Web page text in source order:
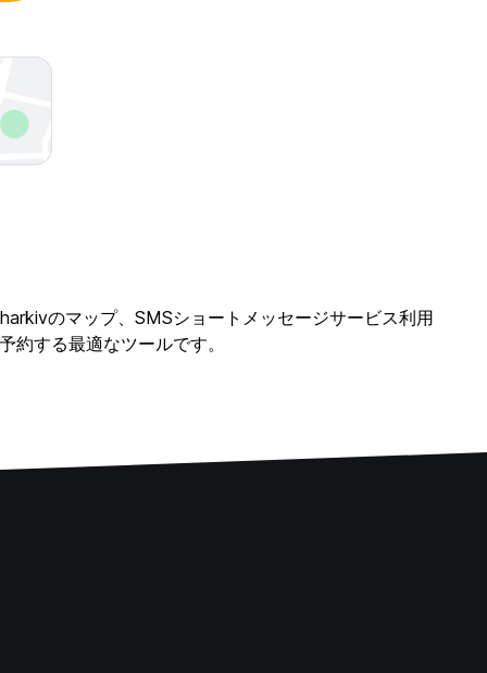
のマップ、SMSショートメッセージサービス利用
する最適なツールです。